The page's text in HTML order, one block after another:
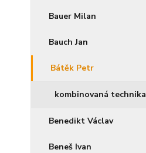
Bauer Milan
Bauch Jan
Bátěk Petr
kombinovaná technika
Benedikt Václav
Beneš Ivan